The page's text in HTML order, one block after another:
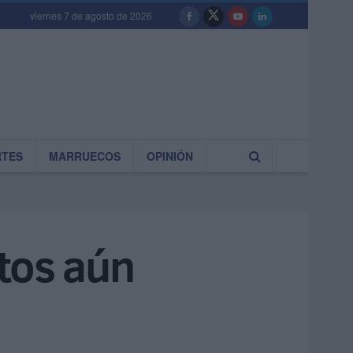
viernes 7 de agosto de 2026
MARRUECOS OPINIÓN
aún